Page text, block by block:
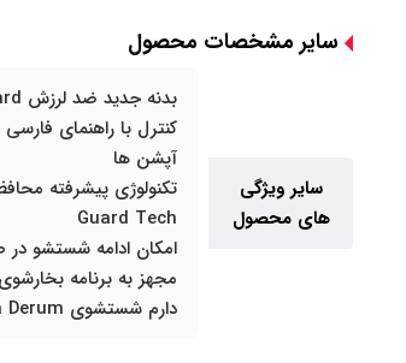
سایر مشخصات محصول
سایر ویژگی
های محصول
بدنه جدید ضد لرزش Bodyguard
کنترل با راهنمای فارسی
آپشن ها
Guard Tech
امکان ادامه شستشو
مجهز به برنامه بخارشوی Magic Steam
دارم شستشوی Hexa Derum